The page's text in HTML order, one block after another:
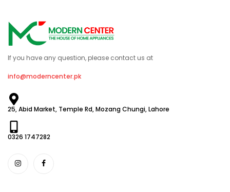
If you have any question, please contact us at
info@moderncenter.pk
25, Abid Market, Temple Rd, Mozang Chungi, Lahore
0326 1747282